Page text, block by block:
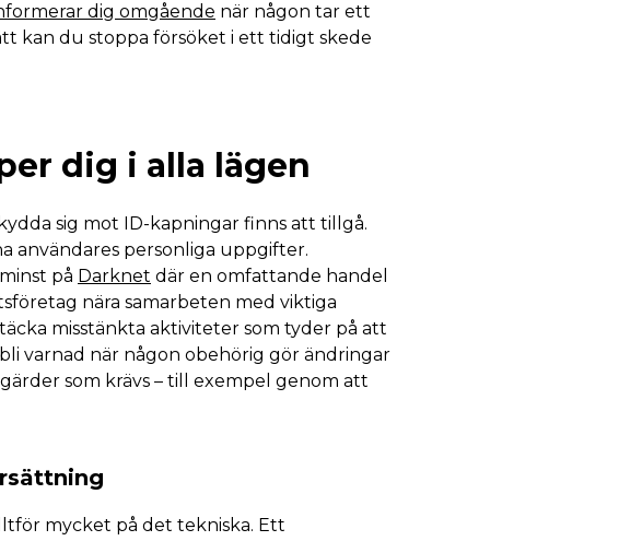
dig omgående när någon tar ett
kan du stoppa försöket i ett tidigt skede
dig i alla lägen
sig mot ID-kapningar finns att tillgå.
användares personliga uppgifter.
på Darknet där en omfattande handel
nära samarbeten med viktiga
misstänkta aktiviteter som tyder på att
varnad när någon obehörig gör ändringar
som krävs – till exempel genom att
mycket på det tekniska. Ett